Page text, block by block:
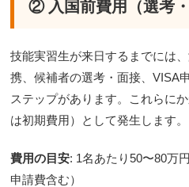
② 入国前費用（選考・
技能実習生が来日するまでには
携、候補者の選考・面接、VISA
ステップがあります。これらに
は初期費用）として発生します。
費用の目安: 1名あたり50〜80万
申請費含む）